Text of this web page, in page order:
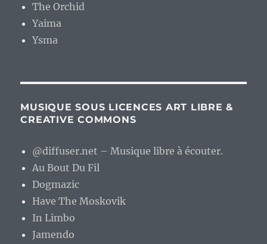
The Orchid
Yaima
Ysma
MUSIQUE SOUS LICENCES ART LIBRE &
CREATIVE COMMONS
@diffuser.net – Musique libre à écouter.
Au Bout Du Fil
Dogmazic
Have The Moskovik
In Limbo
Jamendo